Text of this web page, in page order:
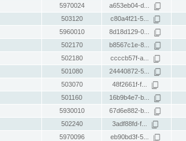
5970024 a653eb04-d...
503120 c80a4f21-5...
5960010 8d18d129-0...
502170 b8567c1e-8...
502180 ccccb57f-a...
501080 24440872-5...
503070 48f2661f-f...
501160 16b9b4e7-b...
5930010 67d6e882-b...
502240 3adf88fd-f...
5970096 eb90bd3f-5...